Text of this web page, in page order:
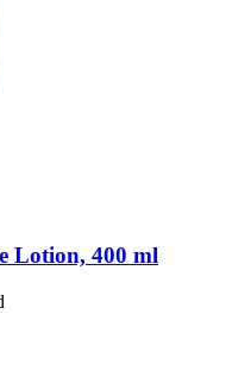
Lotion, 400 ml